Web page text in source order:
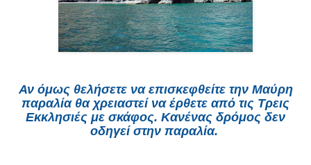
Αν όμως θελήσετε να επισκεφθείτε την Μαύρη
παραλία θα χρειαστεί να έρθετε από τις Τρεις
Εκκλησιές με σκάφος. Κανένας δρόμος δεν
οδηγεί στην παραλία.